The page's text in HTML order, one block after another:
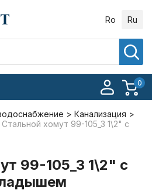
Ro Ru
0
Канализация
Стальной хомут 99-105_3 1\2" с
99-105_3 1\2" с